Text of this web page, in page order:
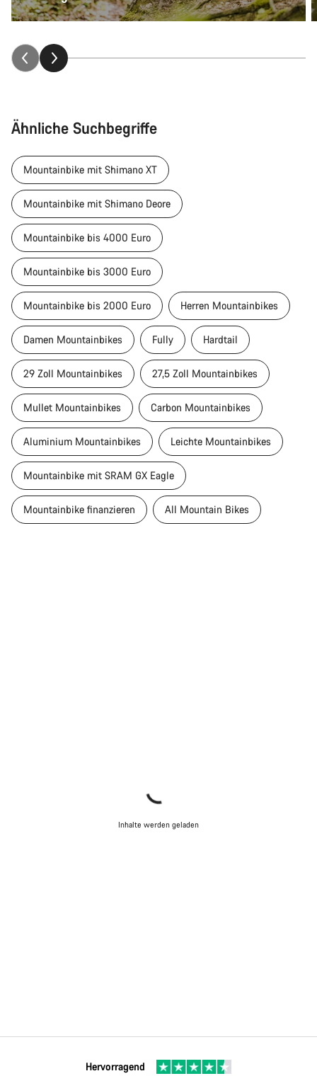
Ähnliche Suchbegriffe
Mountainbike mit Shimano XT
Mountainbike mit Shimano Deore
Mountainbike bis 4000 Euro
Mountainbike bis 3000 Euro
Mountainbike bis 2000 Euro Herren Mountainbikes
Damen Mountainbikes Fully Hardtail
29 Zoll Mountainbikes 27,5 Zoll Mountainbikes
Mullet Mountainbikes Carbon Mountainbikes
Aluminium Mountainbikes Leichte Mountainbikes
Mountainbike mit SRAM GX Eagle
Mountainbike finanzieren All Mountain Bikes
Inhalte werden geladen
Hervorragend